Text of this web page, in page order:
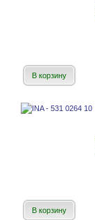
В корзину
В корзину